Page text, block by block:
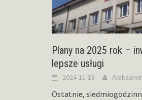
Plany na 2025 rok –
lepsze usługi
2024-11-18
Ostatnie,